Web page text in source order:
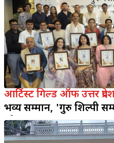
आर्टिस्ट गिल्ड ऑफ उत्तर
भव्य सम्मान, 'गुरु शिल्पी
को नमन